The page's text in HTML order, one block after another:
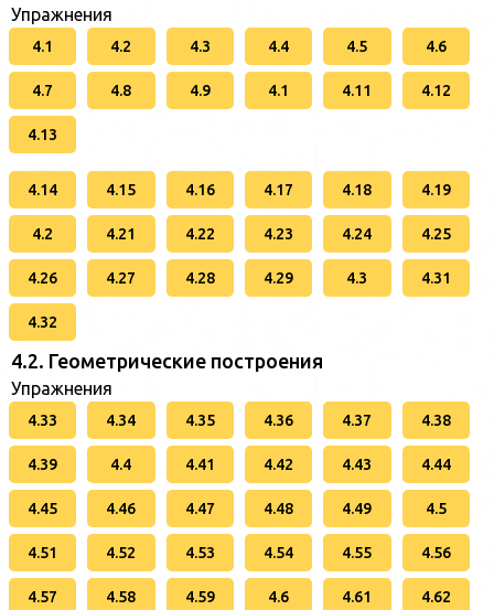
Упражнения
4.1 4.2 4.3 4.4 4.5 4.6
4.7 4.8 4.9 4.1 4.11 4.12
4.13
4.14 4.15 4.16 4.17 4.18 4.19
4.2 4.21 4.22 4.23 4.24 4.25
4.26 4.27 4.28 4.29 4.3 4.31
4.32
4.2. Геометрические построения
Упражнения
4.33 4.34 4.35 4.36 4.37 4.38
4.39 4.4 4.41 4.42 4.43 4.44
4.45 4.46 4.47 4.48 4.49 4.5
4.51 4.52 4.53 4.54 4.55 4.56
4.57 4.58 4.59 4.6 4.61 4.62